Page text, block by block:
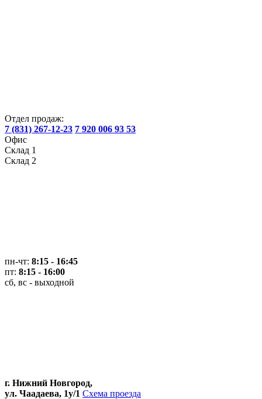
Отдел продаж:
7 (831) 267-12-23 7 920 006 93 53
Офис
Склад 1
Склад 2
пн-чт: 8:15 - 16:45
пт: 8:15 - 16:00
сб, вс - выходной
г. Нижний Новгород,
ул. Чаадаева, 1у/1 Схема проезда